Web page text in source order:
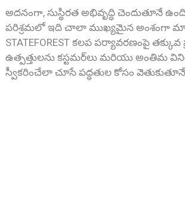
అదనంగా, సుస్థిరత అభివృద్ధి చెందుతూనే
పరిశ్రమలో ఇది చాలా ముఖ్యమైన అంశంగా
STATEFOREST కలప పర్యావరణంపై
ఉత్పత్తులను కస్టమర్‌లు మరియు అంతిమ
స్వీకరించేలా చూసే పద్ధతుల కోసం